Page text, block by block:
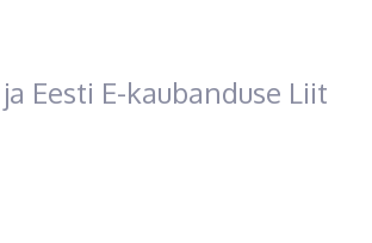
Eesti E-kaubanduse Liit